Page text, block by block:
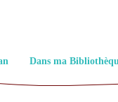
Dans ma